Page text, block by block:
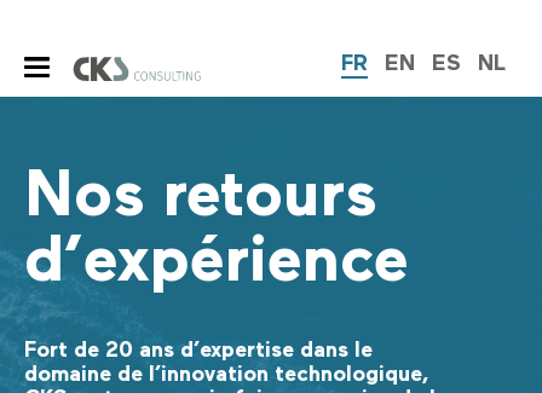
FR EN ES NL
Nos retours
d’expérience
Fort de 20 ans d’expertise dans le
domaine de l’innovation technologique,